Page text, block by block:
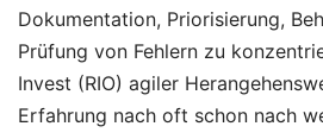
Dokumentation, Priorisierung,
Prüfung von Fehlern zu
Invest (RIO) agiler
Erfahrung nach oft schon nach